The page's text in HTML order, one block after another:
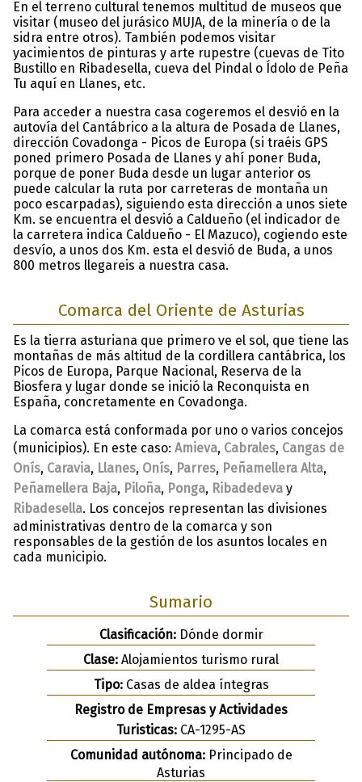
En el terreno cultural tenemos multitud de museos que
visitar (museo del jurásico MUJA, de la minería o de la
sidra entre otros). También podemos visitar
yacimientos de pinturas y arte rupestre (cuevas de Tito
Bustillo en Ribadesella, cueva del Pindal o Ídolo de Peña
Tu aquí en Llanes, etc.
Para acceder a nuestra casa cogeremos el desvió en la
autovía del Cantábrico a la altura de Posada de Llanes,
dirección Covadonga - Picos de Europa (si traéis GPS
poned primero Posada de Llanes y ahí poner Buda,
porque de poner Buda desde un lugar anterior os
puede calcular la ruta por carreteras de montaña un
poco escarpadas), siguiendo esta dirección a unos siete
Km. se encuentra el desvió a Caldueño (el indicador de
la carretera indica Caldueño - El Mazuco), cogiendo este
desvío, a unos dos Km. esta el desvió de Buda, a unos
800 metros llegareis a nuestra casa.
Comarca del Oriente de Asturias
Es la tierra asturiana que primero ve el sol, que tiene las
montañas de más altitud de la cordillera cantábrica, los
Picos de Europa, Parque Nacional, Reserva de la
Biosfera y lugar donde se inició la Reconquista en
España, concretamente en Covadonga.
La comarca está conformada por uno o varios concejos
(municipios). En este caso: Amieva, Cabrales, Cangas de
Onís, Caravia, Llanes, Onís, Parres, Peñamellera Alta,
Peñamellera Baja, Piloña, Ponga, Ribadedeva y
Ribadesella. Los concejos representan las divisiones
administrativas dentro de la comarca y son
responsables de la gestión de los asuntos locales en
cada municipio.
Sumario
Clasificación:Dónde dormir
Clase: Alojamientos turismo rural
Tipo:Casas de aldea íntegras
Registro de Empresas y Actividades
Turisticas: CA-1295-AS
Comunidad autónoma:Principado de
Asturias